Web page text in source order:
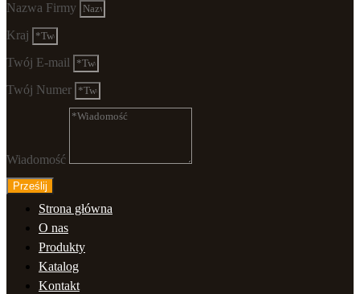
Nazwa Firmy
Kraj
Twój E-mail
Twój Numer
Wiadomość
Prześlij
Strona główna
O nas
Produkty
Katalog
Kontakt